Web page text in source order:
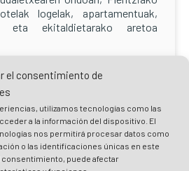
el consentimiento de
utilizamos tecnologías como las
a la información del dispositivo. El
nos permitirá procesar datos como
o las identificaciones únicas en este
puede afectar
logelak, apartamentuak,
eta ekitaldietarako aretoa